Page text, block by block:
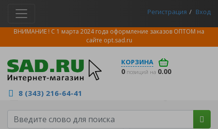
Регистрация Вход
ВНИМАНИЕ ! С 1 марта 2024 года оформление заказов ОПТОМ на
сайте opt.sad.ru
КОРЗИНА
0 позиций на 0.00
8 (343) 216-64-41